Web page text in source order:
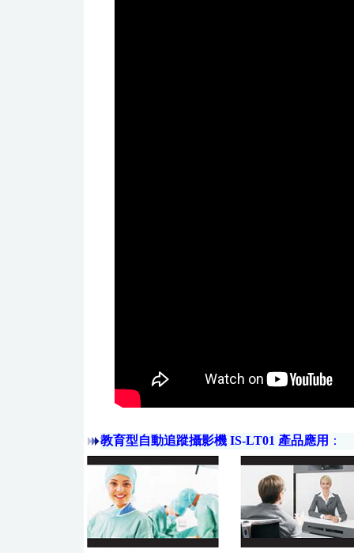
教育型自動追蹤攝影機 IS-LT01 產品應用 ：